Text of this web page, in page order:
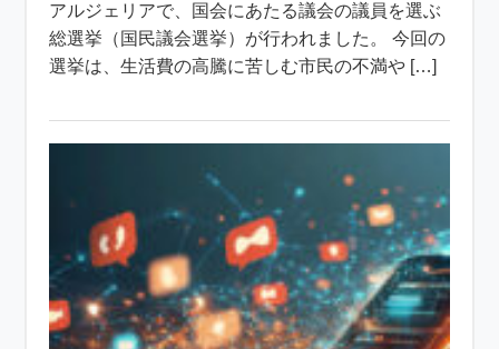
アルジェリアで、国会にあたる議会の議員を選ぶ
総選挙（国民議会選挙）が行われました。 今回の
選挙は、生活費の高騰に苦しむ市民の不満や […]